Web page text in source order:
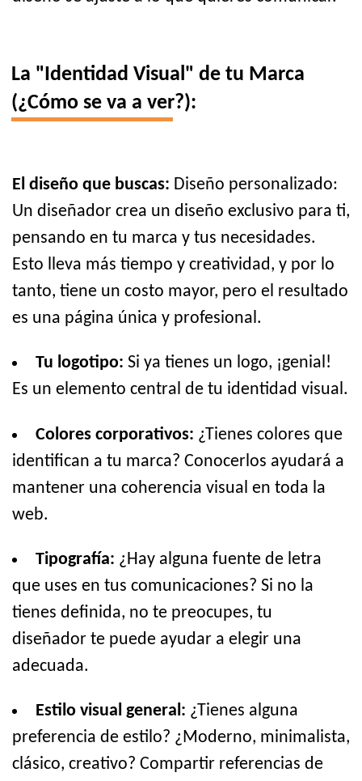
La "Identidad Visual" de tu Marca
(¿Cómo se va a ver?):
El diseño que buscas: Diseño personalizado:
Un diseñador crea un diseño exclusivo para ti,
pensando en tu marca y tus necesidades.
Esto lleva más tiempo y creatividad, y por lo
tanto, tiene un costo mayor, pero el resultado
es una página única y profesional.
Tu logotipo: Si ya tienes un logo, ¡genial!
Es un elemento central de tu identidad visual.
Colores corporativos: ¿Tienes colores que
identifican a tu marca? Conocerlos ayudará a
mantener una coherencia visual en toda la
web.
Tipografía: ¿Hay alguna fuente de letra
que uses en tus comunicaciones? Si no la
tienes definida, no te preocupes, tu
diseñador te puede ayudar a elegir una
adecuada.
Estilo visual general: ¿Tienes alguna
preferencia de estilo? ¿Moderno, minimalista,
clásico, creativo? Compartir referencias de